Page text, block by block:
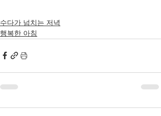
수다가 넘치는 저녁
행복한 아침